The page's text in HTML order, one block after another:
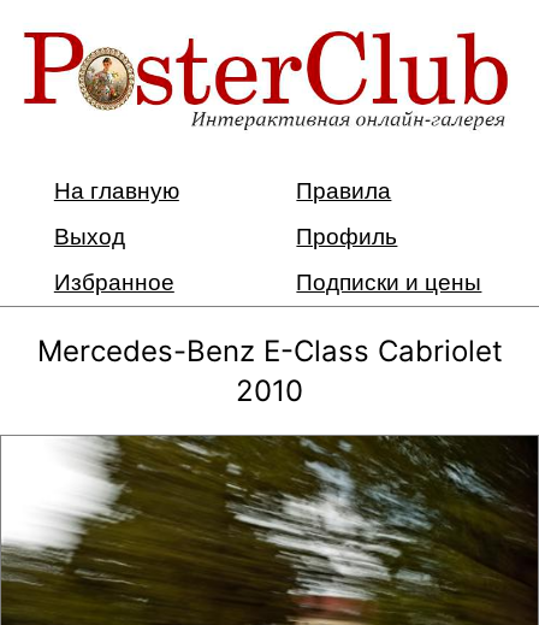
На главную
Правила
Выход
Профиль
Избранное
Подписки и цены
Mercedes-Benz E-Class Cabriolet
2010